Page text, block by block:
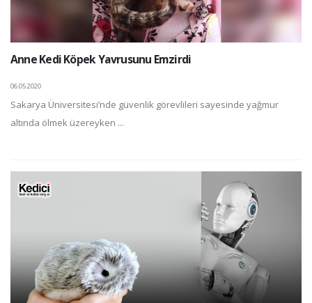
Anne Kedi Köpek Yavrusunu Emzirdi
06.05.2020
Sakarya Üniversitesi’nde güvenlik görevlileri sayesinde yağmur
altında ölmek üzereyken ...